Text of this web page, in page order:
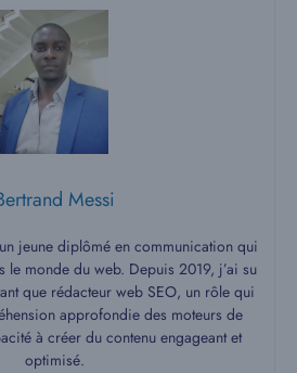
Messi
jeune diplômé en communication qui
le monde du web. Depuis 2019, j’ai su
que rédacteur web SEO, un rôle qui
approfondie des moteurs de
à créer du contenu engageant et
optimisé.